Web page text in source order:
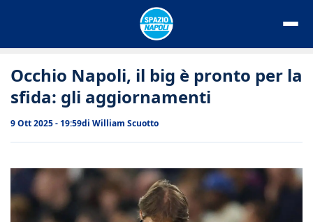
Occhio Napoli, il big è pronto per la
sfida: gli aggiornamenti
9 Ott 2025 - 19:59di William Scuotto